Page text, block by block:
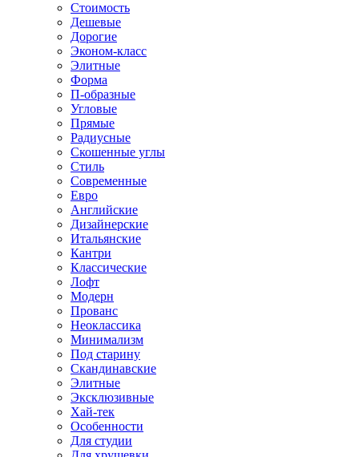
Стоимость
Дешевые
Дорогие
Эконом-класс
Элитные
Форма
П-образные
Угловые
Прямые
Радиусные
Скошенные углы
Стиль
Современные
Евро
Английские
Дизайнерские
Итальянские
Кантри
Классические
Лофт
Модерн
Прованс
Неоклассика
Минимализм
Под старину
Скандинавские
Элитные
Эксклюзивные
Хай-тек
Особенности
Для студии